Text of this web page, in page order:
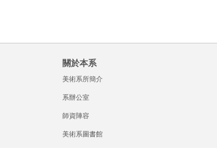
關於本系
美術系所簡介
系辦公室
師資陣容
美術系圖書館